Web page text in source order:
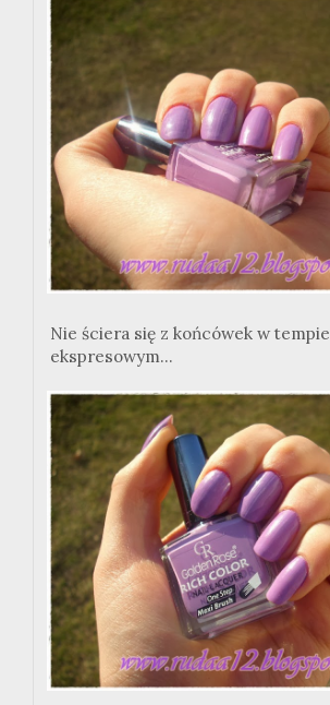
Nie ściera się z końcówek w tempie
ekspresowym...